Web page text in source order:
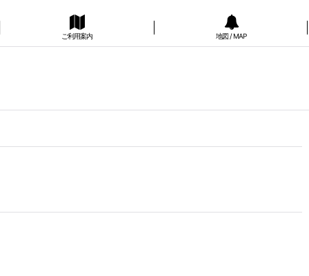
ご利用案内 地図 / MAP